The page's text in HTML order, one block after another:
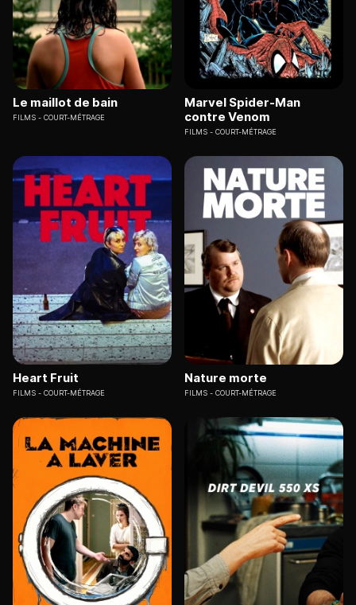
Le maillot de bain
FILMS COURT-MÉTRAGE
Marvel Spider-Man
contre Venom
FILMS COURT-MÉTRAGE
Heart Fruit
FILMS COURT-MÉTRAGE
Nature morte
FILMS COURT-MÉTRAGE